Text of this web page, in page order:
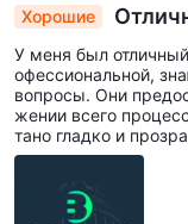
Хорошие
У меня был
офессиональной,
вопросы. Они
жении всего
тано гладко и